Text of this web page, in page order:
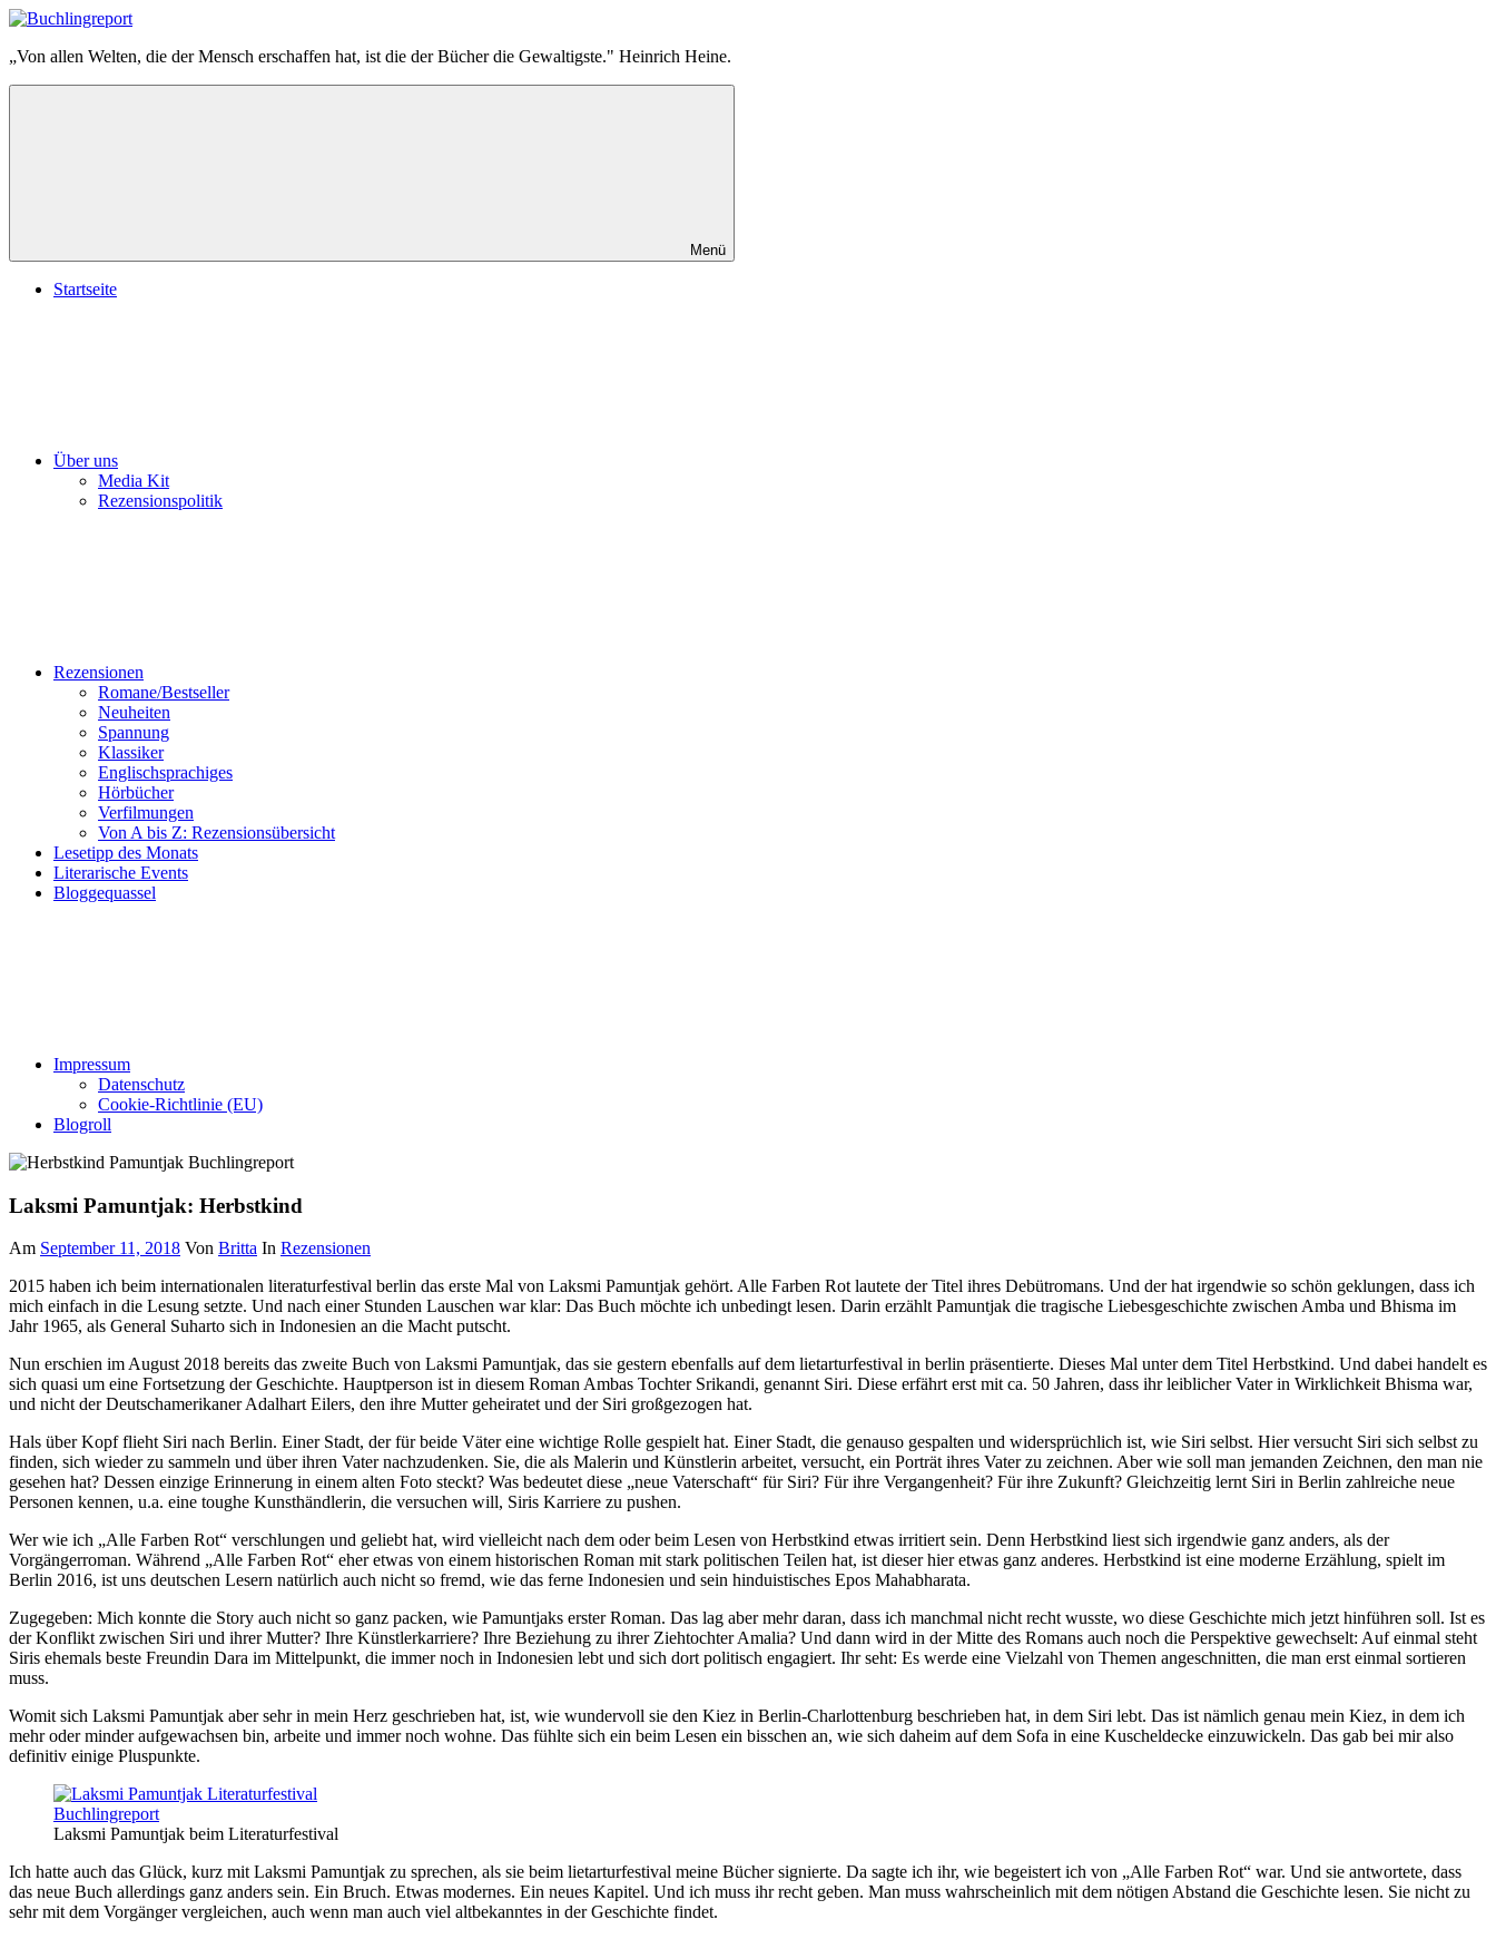
Zum
springen
Buchlingreport
„Von allen Welten, die der Mensch erschaffen hat, ist die der Bücher die Gewaltigste." Heinrich Heine.
Menü
Startseite
Über uns
Media Kit
Rezensionspolitik
Rezensionen
Romane/Bestseller
Neuheiten
Spannung
Klassiker
Englischsprachiges
Hörbücher
Verfilmungen
Von A bis Z: Rezensionsübersicht
Lesetipp des Monats
Literarische Events
Bloggequassel
Impressum
Datenschutz
Cookie-Richtlinie (EU)
Blogroll
Laksmi Pamuntjak: Herbstkind
Am September 11, 2018 Von Britta In Rezensionen
2015 haben ich beim internationalen literaturfestival berlin das erste Mal von Laksmi Pamuntjak gehört. Alle Farben Rot lautete der Titel ihres Debütromans. Und der hat irgendwie so schön geklungen, dass ich
mich einfach in die Lesung setzte. Und nach einer Stunden Lauschen war klar: Das Buch möchte ich unbedingt lesen. Darin erzählt Pamuntjak die tragische Liebesgeschichte zwischen Amba und Bhisma im
Jahr 1965, als General Suharto sich in Indonesien an die Macht putscht.
Nun erschien im August 2018 bereits das zweite Buch von Laksmi Pamuntjak, das sie gestern ebenfalls auf dem lietarturfestival in berlin präsentierte. Dieses Mal unter dem Titel Herbstkind. Und dabei handelt es
sich quasi um eine Fortsetzung der Geschichte. Hauptperson ist in diesem Roman Ambas Tochter Srikandi, genannt Siri. Diese erfährt erst mit ca. 50 Jahren, dass ihr leiblicher Vater in Wirklichkeit Bhisma war,
und nicht der Deutschamerikaner Adalhart Eilers, den ihre Mutter geheiratet und der Siri großgezogen hat.
Hals über Kopf flieht Siri nach Berlin. Einer Stadt, der für beide Väter eine wichtige Rolle gespielt hat. Einer Stadt, die genauso gespalten und widersprüchlich ist, wie Siri selbst. Hier versucht Siri sich selbst zu
finden, sich wieder zu sammeln und über ihren Vater nachzudenken. Sie, die als Malerin und Künstlerin arbeitet, versucht, ein Porträt ihres Vater zu zeichnen. Aber wie soll man jemanden Zeichnen, den man nie
gesehen hat? Dessen einzige Erinnerung in einem alten Foto steckt? Was bedeutet diese „neue Vaterschaft“ für Siri? Für ihre Vergangenheit? Für ihre Zukunft? Gleichzeitig lernt Siri in Berlin zahlreiche neue
Personen kennen, u.a. eine toughe Kunsthändlerin, die versuchen will, Siris Karriere zu pushen.
Wer wie ich „Alle Farben Rot“ verschlungen und geliebt hat, wird vielleicht nach dem oder beim Lesen von Herbstkind etwas irritiert sein. Denn Herbstkind liest sich irgendwie ganz anders, als der
Vorgängerroman. Während „Alle Farben Rot“ eher etwas von einem historischen Roman mit stark politischen Teilen hat, ist dieser hier etwas ganz anderes. Herbstkind ist eine moderne Erzählung, spielt im
Berlin 2016, ist uns deutschen Lesern natürlich auch nicht so fremd, wie das ferne Indonesien und sein hinduistisches Epos Mahabharata.
Zugegeben: Mich konnte die Story auch nicht so ganz packen, wie Pamuntjaks erster Roman. Das lag aber mehr daran, dass ich manchmal nicht recht wusste, wo diese Geschichte mich jetzt hinführen soll. Ist es
der Konflikt zwischen Siri und ihrer Mutter? Ihre Künstlerkarriere? Ihre Beziehung zu ihrer Ziehtochter Amalia? Und dann wird in der Mitte des Romans auch noch die Perspektive gewechselt: Auf einmal steht
Siris ehemals beste Freundin Dara im Mittelpunkt, die immer noch in Indonesien lebt und sich dort politisch engagiert. Ihr seht: Es werde eine Vielzahl von Themen angeschnitten, die man erst einmal sortieren
muss.
Womit sich Laksmi Pamuntjak aber sehr in mein Herz geschrieben hat, ist, wie wundervoll sie den Kiez in Berlin-Charlottenburg beschrieben hat, in dem Siri lebt. Das ist nämlich genau mein Kiez, in dem ich
mehr oder minder aufgewachsen bin, arbeite und immer noch wohne. Das fühlte sich ein beim Lesen ein bisschen an, wie sich daheim auf dem Sofa in eine Kuscheldecke einzuwickeln. Das gab bei mir also
definitiv einige Pluspunkte.
Laksmi Pamuntjak beim Literaturfestival
Ich hatte auch das Glück, kurz mit Laksmi Pamuntjak zu sprechen, als sie beim lietarturfestival meine Bücher signierte. Da sagte ich ihr, wie begeistert ich von „Alle Farben Rot“ war. Und sie antwortete, dass
das neue Buch allerdings ganz anders sein. Ein Bruch. Etwas modernes. Ein neues Kapitel. Und ich muss ihr recht geben. Man muss wahrscheinlich mit dem nötigen Abstand die Geschichte lesen. Sie nicht zu
sehr mit dem Vorgänger vergleichen, auch wenn man auch viel altbekanntes in der Geschichte findet.